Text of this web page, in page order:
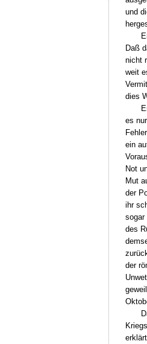
und
Daß
nicht
weit
dies
es
ein
Not
Mut
der
ihr
sogar
des
der